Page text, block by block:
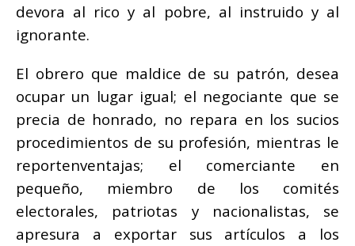
devora al rico y al pobre, al instruido y al
ignorante.
El obrero que maldice de su patrón, desea
ocupar un lugar igual; el negociante que se
precia de honrado, no repara en los sucios
procedimientos de su profesión, mientras le
reportenventajas; el comerciante en
pequeño, miembro de los comités
electorales, patriotas y nacionalistas, se
apresura a exportar sus artículos a los